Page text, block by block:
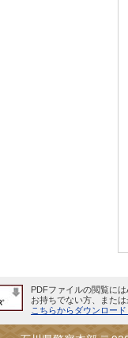
PDFファイルの閲覧には
お持ちでない方、また
こちらからダウンロー